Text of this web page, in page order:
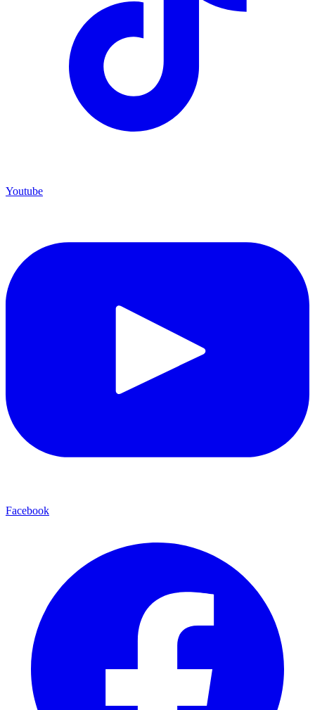
Youtube
Facebook